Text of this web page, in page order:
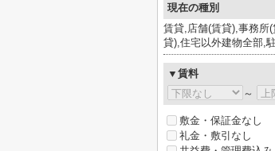
現在の種別
賃貸,店舗(賃貸),事務所
貸),住宅以外建物全部,
▼賃料
～
敷金・保証金なし
礼金・敷引なし